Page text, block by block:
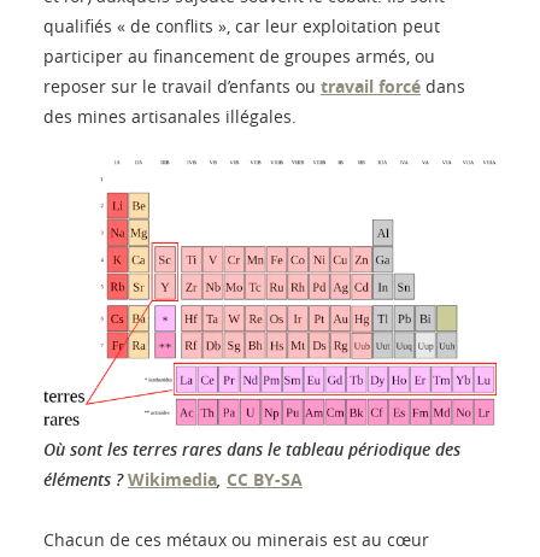
qualifiés « de conflits », car leur exploitation peut
participer au financement de groupes armés, ou
reposer sur le travail d’enfants ou travail forcé dans
des mines artisanales illégales.
Où sont les terres rares dans le tableau périodique des
éléments ? Wikimedia, CC BY-SA
Chacun de ces métaux ou minerais est au cœur